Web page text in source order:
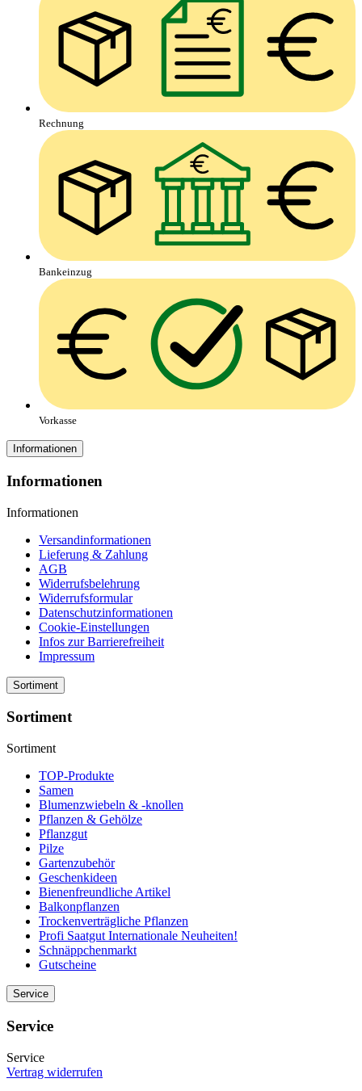
Rechnung
Bankeinzug
Vorkasse
Informationen
Informationen
Informationen
Versandinformationen
Lieferung & Zahlung
AGB
Widerrufsbelehrung
Widerrufsformular
Datenschutzinformationen
Cookie-Einstellungen
Infos zur Barrierefreiheit
Impressum
Sortiment
Sortiment
Sortiment
TOP-Produkte
Samen
Blumenzwiebeln & -knollen
Pflanzen & Gehölze
Pflanzgut
Pilze
Gartenzubehör
Geschenkideen
Bienenfreundliche Artikel
Balkonpflanzen
Trockenverträgliche Pflanzen
Profi Saatgut Internationale Neuheiten!
Schnäppchenmarkt
Gutscheine
Service
Service
Service
Vertrag widerrufen